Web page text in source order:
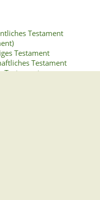
Testament
Testament
Testament
Testaments